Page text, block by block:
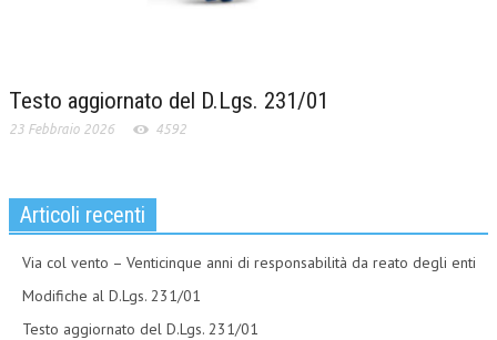
Testo aggiornato del D.Lgs. 231/01
23 Febbraio 2026 4592
Articoli recenti
Via col vento – Venticinque anni di responsabilità da reato degli enti
Modifiche al D.Lgs. 231/01
Testo aggiornato del D.Lgs. 231/01